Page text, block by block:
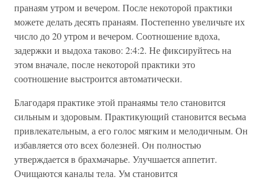
пранаям утром и вечером. После некоторой практики
можете делать десять пранаям. Постепенно увеличьте их
число до 20 утром и вечером. Соотношение вдоха,
задержки и выдоха таково: 2:4:2. Не фиксируйтесь на
этом вначале, после некоторой практики это
соотношение выстроится автоматически.
Благодаря практике этой пранаямы тело становится
сильным и здоровым. Практикующий становится весьма
привлекательным, а его голос мягким и мелодичным. Он
избавляется ото всех болезней. Он полностью
утверждается в брахмачарье. Улучшается аппетит.
Очищаются каналы тела. Ум становится